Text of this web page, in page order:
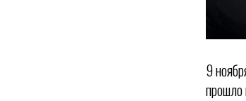
9